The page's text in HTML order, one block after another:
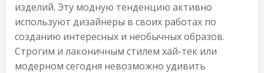
изделий. Эту модную тенденцию активно
используют дизайнеры в своих работах по
созданию интересных и необычных образов.
Строгим и лаконичным стилем хай-тек или
модерном сегодня невозможно удивить